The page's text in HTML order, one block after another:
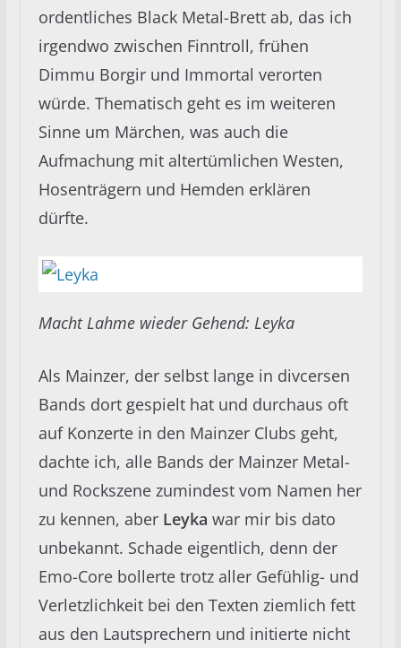
ordentliches Black Metal-Brett ab, das ich
irgendwo zwischen Finntroll, frühen
Dimmu Borgir und Immortal verorten
würde. Thematisch geht es im weiteren
Sinne um Märchen, was auch die
Aufmachung mit altertümlichen Westen,
Hosenträgern und Hemden erklären
dürfte.
Macht Lahme wieder Gehend: Leyka
Als Mainzer, der selbst lange in divcersen
Bands dort gespielt hat und durchaus oft
auf Konzerte in den Mainzer Clubs geht,
dachte ich, alle Bands der Mainzer Metal-
und Rockszene zumindest vom Namen her
zu kennen, aber Leyka war mir bis dato
unbekannt. Schade eigentlich, denn der
Emo-Core bollerte trotz aller Gefühlig- und
Verletzlichkeit bei den Texten ziemlich fett
aus den Lautsprechern und initierte nicht